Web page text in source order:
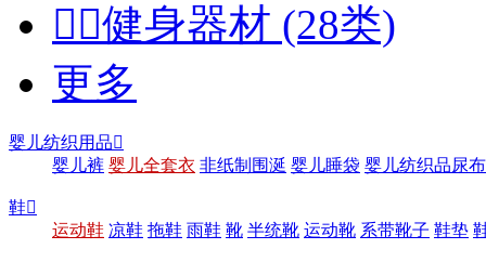
健身器材 (28类)
更多
婴儿纺织用品
婴儿裤 婴儿全套衣 非纸制围涎 婴儿睡袋 婴儿纺织品尿布
鞋
运动鞋 凉鞋 拖鞋 雨鞋 靴 半统靴 运动靴 系带靴子 鞋垫